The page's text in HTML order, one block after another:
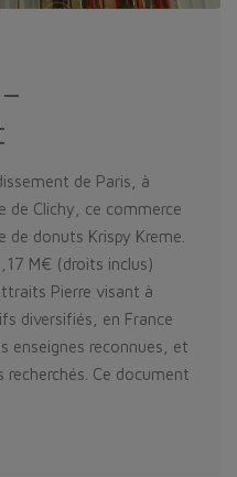
de Paris, à
de Clichy, ce commerce
de donuts Krispy Kreme.
M€ (droits inclus)
Pierre visant à
diversifiés, en France
enseignes reconnues, et
Ce document